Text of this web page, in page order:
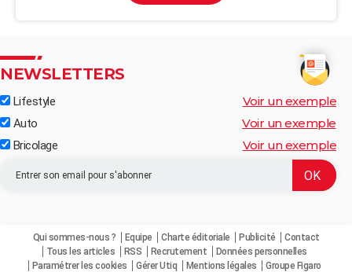
NEWSLETTERS
Lifestyle Voir un exemple
Auto Voir un exemple
Bricolage Voir un exemple
Qui sommes-nous ? Equipe Charte éditoriale Publicité
Contact
Tous les articles
RSS Recrutement
Données personnelles
Paramétrer les cookies
Gérer Utiq Mentions légales Groupe Figaro